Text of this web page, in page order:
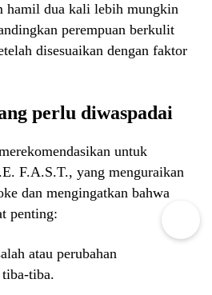
hamil dua kali lebih mungkin
perempuan berkulit
disesuaikan dengan faktor
perlu diwaspadai
untuk
F.A.S.T., yang menguraikan
dan mengingatkan bahwa
penting:
atau perubahan
tiba-tiba.